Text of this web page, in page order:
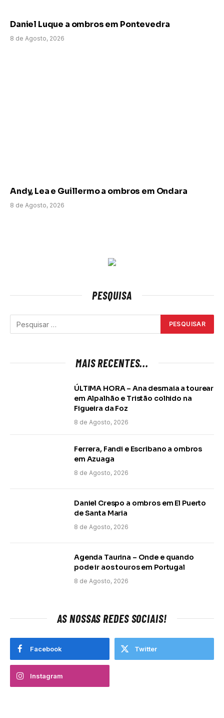
Daniel Luque a ombros em Pontevedra
8 de Agosto, 2026
Andy, Lea e Guillermo a ombros em Ondara
8 de Agosto, 2026
PESQUISA
MAIS RECENTES...
ÚLTIMA HORA – Ana desmaia a tourear
em Alpalhão e Tristão colhido na
Figueira da Foz
8 de Agosto, 2026
Ferrera, Fandi e Escribano a ombros
em Azuaga
8 de Agosto, 2026
Daniel Crespo a ombros em El Puerto
de Santa Maria
8 de Agosto, 2026
Agenda Taurina – Onde e quando
pode ir aos touros em Portugal
8 de Agosto, 2026
AS NOSSAS REDES SOCIAIS!
Facebook Twitter
Instagram